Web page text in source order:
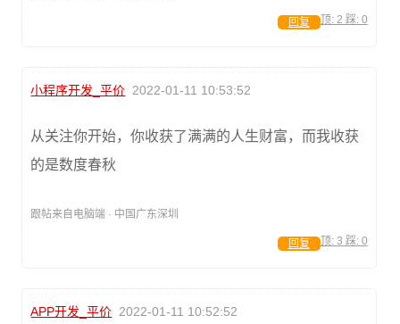
顶: 2 踩: 0
回复
小程序开发_平价 2022-01-11 10:53:52
从关注你开始，你收获了满满的人生财富，而我收获
的是数度春秋
跟帖来自电脑端 · 中国广东深圳
顶: 3 踩: 0
回复
APP开发_平价 2022-01-11 10:52:52